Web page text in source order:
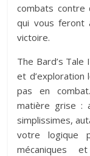
combats contre
qui vous feront
victoire.
The Bard’s Tale
et
pas en
matière grise :
simplissimes,
votre logique
mécaniques